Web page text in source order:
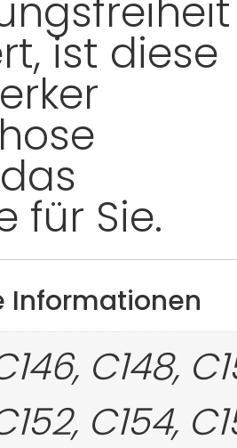
ist diese
für Sie.
Informationen
C148,
C154,